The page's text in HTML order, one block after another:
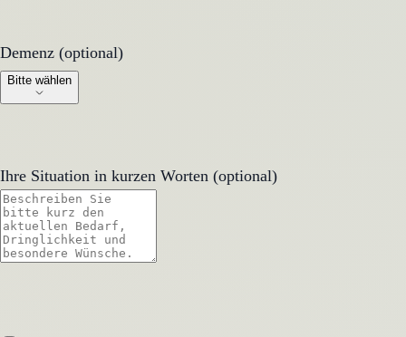
Demenz (optional)
Demenz (optional)
Bitte wählen
Ihre Situation in kurzen Worten (optional)